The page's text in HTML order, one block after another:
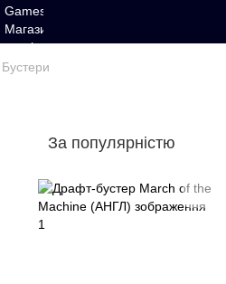
Бустери
За популярністю